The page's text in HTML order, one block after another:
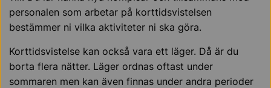
personalen som arbetar på korttidsvistelsen
bestämmer ni vilka aktiviteter ni ska göra.
Korttidsvistelse kan också vara ett läger. Då är du
borta flera nätter. Läger ordnas oftast under
sommaren men kan även finnas under andra perioder